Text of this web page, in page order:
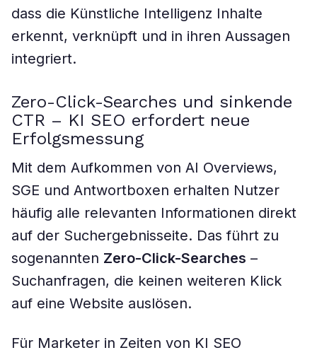
dass die Künstliche Intelligenz Inhalte
erkennt, verknüpft und in ihren Aussagen
integriert.
Zero-Click-Searches und sinkende
CTR – KI SEO erfordert neue
Erfolgsmessung
Mit dem Aufkommen von AI Overviews,
SGE und Antwortboxen erhalten Nutzer
häufig alle relevanten Informationen direkt
auf der Suchergebnisseite. Das führt zu
sogenannten Zero-Click-Searches –
Suchanfragen, die keinen weiteren Klick
auf eine Website auslösen.
Für Marketer in Zeiten von KI SEO